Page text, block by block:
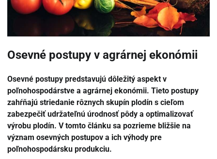
Osevné postupy v agrárnej ekonómii
Osevné postupy predstavujú dôležitý aspekt v
poľnohospodárstve a agrárnej ekonómii. Tieto postupy
zahŕňajú striedanie rôznych skupín plodín s cieľom
zabezpečiť udržateľnú úrodnosť pôdy a optimalizovať
výrobu plodín. V tomto článku sa pozrieme bližšie na
význam osevných postupov a ich výhody pre
poľnohospodársku produkciu.